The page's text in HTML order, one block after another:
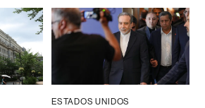
ESTADOS UNIDOS